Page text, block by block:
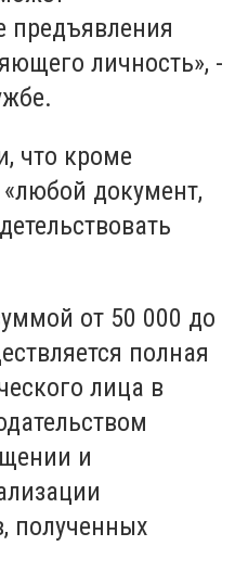
предъявления
личность», -
что кроме
документ,
от 50 000 до
полная
лица в
и
полученных